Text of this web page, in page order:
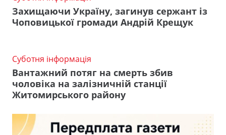
Захищаючи Україну, загинув сержант із
Чоповицької громади Андрій Крещук
Суботня інформація
Вантажний потяг на смерть збив
чоловіка на залізничній станції
Житомирського району